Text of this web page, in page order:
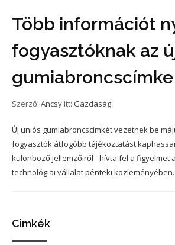
Több információt
fogyasztóknak az
gumiabroncscímke
Szerző: Ancsy itt: Gazdaság
Új uniós gumiabroncscímkét vezetnek be
fogyasztók átfogóbb tájékoztatást
különböző jellemzőiről - hívta fel a figyelmet
technológiai vállalat pénteki közleményében.
Cimkék